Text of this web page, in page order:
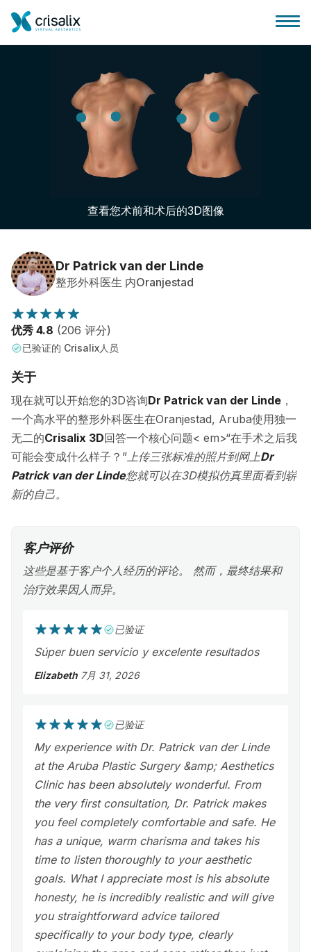
外科医生之家
客户评价
查看您术前和术后的3D图像
Dr Patrick van der Linde
整形外科医生 内Oranjestad
优秀 4.8 (206 评分)
已验证的 Crisalix人员
关于
现在就可以开始您的3D咨询Dr Patrick van der Linde ，
一个高水平的整形外科医生在Oranjestad, Aruba使用独一
无二的Crisalix 3D回答一个核心问题< em>“在手术之后我
可能会变成什么样子？” 上传三张标准的照片到网上Dr
Patrick van der Linde您就可以在3D模拟仿真里面看到崭
新的自己。
客户评价
这些是基于客户个人经历的评论。 然而，最终结果和
治疗效果因人而异。
已验证
Súper buen servicio y excelente resultados
Elizabeth 7月 31, 2026
已验证
​My experience with Dr. Patrick van der Linde
at the Aruba Plastic Surgery &amp; Aesthetics
Clinic has been absolutely wonderful. From
the very first consultation, Dr. Patrick makes
you feel completely comfortable and safe. He
has a unique, warm charisma and takes his
time to listen thoroughly to your aesthetic
goals. What I appreciate most is his absolute
honesty, he is incredibly realistic and will give
you straightforward advice tailored
specifically to your body type, clearly